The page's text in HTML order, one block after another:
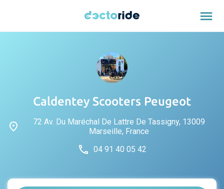
menu
Caldentey Scooters Peugeot
place
72 Av. Du Maréchal De Lattre De Tassigny, 13009
Marseille, France
phone 04 91 40 05 42